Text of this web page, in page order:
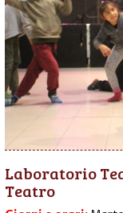
Laboratorio
Teatro